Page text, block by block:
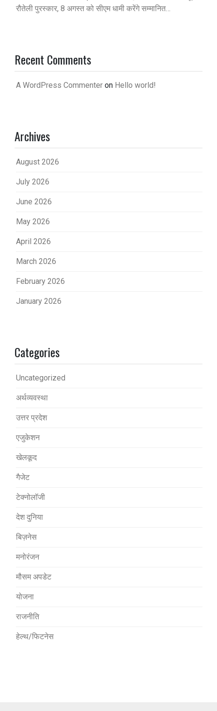
रौतेली पुरस्कार, 8 अगस्त को सीएम धामी करेंगे सम्मानित…
Recent Comments
A WordPress Commenter on Hello world!
Archives
August 2026
July 2026
June 2026
May 2026
April 2026
March 2026
February 2026
January 2026
Categories
Uncategorized
अर्थव्यवस्था
उत्तर प्रदेश
एजुकेशन
खेलकूद
गैजेट
टेक्नोलॉजी
देश दुनिया
बिज़नेस
मनोरंजन
मौसम अपडेट
योजना
राजनीति
हेल्थ/फिटनेस